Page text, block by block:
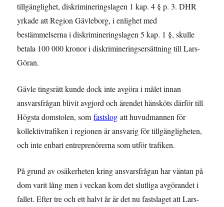
tillgänglighet, diskrimineringslagen 1 kap. 4 § p. 3. DHR
yrkade att Region Gävleborg, i enlighet med
bestämmelserna i diskrimineringslagen 5 kap. 1 §, skulle
betala 100 000 kronor i diskrimineringsersättning till Lars-
Göran.
Gävle tingsrätt kunde dock inte avgöra i målet innan
ansvarsfrågan blivit avgjord och ärendet hänsköts därför till
Högsta domstolen, somfastslog att huvudmannen för
kollektivtrafiken i regionen är ansvarig för tillgängligheten,
och inte enbart entreprenörerna som utför trafiken.
På grund av osäkerheten kring ansvarsfrågan har väntan på
dom varit lång men i veckan kom det slutliga avgörandet i
fallet. Efter tre och ett halvt år är det nu fastslaget att Lars-